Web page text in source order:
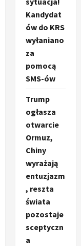
Kandydat
ów do KRS
wyłaniano
za
pomocą
SMS-ów
Trump
ogłasza
otwarcie
Ormuz,
Chiny
wyrażają
entuzjazm
, reszta
świata
pozostaje
sceptyczn
a